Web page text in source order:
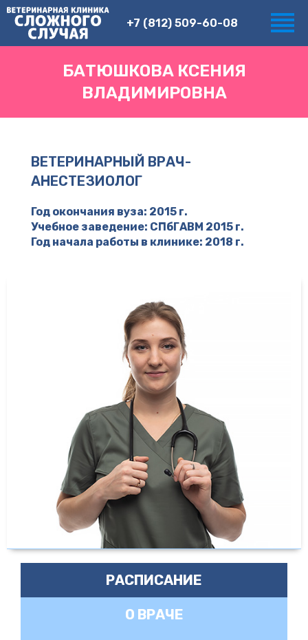
+7 (812) 509-60-08
БАТЮШКОВА КСЕНИЯ
ВЛАДИМИРОВНА
ВЕТЕРИНАРНЫЙ ВРАЧ-
АНЕСТЕЗИОЛОГ
Год окончания вуза: 2015 г.
Учебное заведение: СПбГАВМ 2015 г.
Год начала работы в клинике: 2018 г.
РАСПИСАНИЕ
О ВРАЧЕ